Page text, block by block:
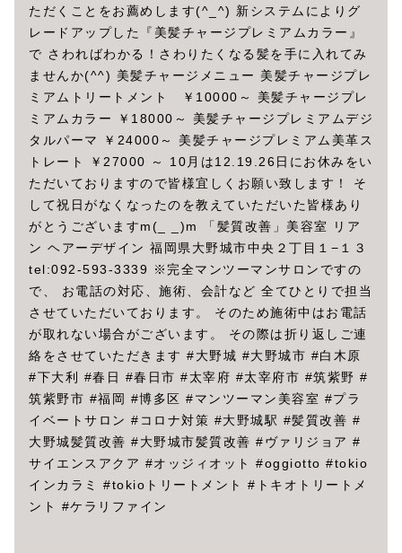
ただくことをお薦めします(^_^) 新システムによりグ
レードアップした『美髪チャージプレミアムカラー』
で さわればわかる！さわりたくなる髪を手に入れてみ
ませんか(^^) 美髪チャージメニュー 美髪チャージプレ
ミアムトリートメント ￥10000～ 美髪チャージプレ
ミアムカラー ￥18000～ 美髪チャージプレミアムデジ
タルパーマ ￥24000～ 美髪チャージプレミアム美革ス
トレート ￥27000 ～ 10月は12.19.26日にお休みをい
ただいておりますので皆様宜しくお願い致します！ そ
して祝日がなくなったのを教えていただいた皆様あり
がとうございますm(_ _)m 「髪質改善」美容室 リア
ン ヘアーデザイン 福岡県大野城市中央２丁目１−１３
tel:092-593-3339 ※完全マンツーマンサロンですの
で、 お電話の対応、施術、会計など 全てひとりで担当
させていただいております。 そのため施術中はお電話
が取れない場合がございます。 その際は折り返しご連
絡をさせていただきます #大野城 #大野城市 #白木原
#下大利 #春日 #春日市 #太宰府 #太宰府市 #筑紫野 #
筑紫野市 #福岡 #博多区 #マンツーマン美容室 #プラ
イベートサロン #コロナ対策 #大野城駅 #髪質改善 #
大野城髪質改善 #大野城市髪質改善 #ヴァリジョア #
サイエンスアクア #オッジィオット #oggiotto #tokio
インカラミ #tokioトリートメント #トキオトリートメ
ント #ケラリファイン